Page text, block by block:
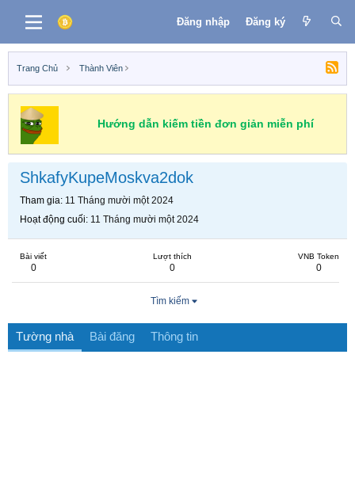
Đăng nhập Đăng ký
Trang Chủ Thành Viên
Hướng dẫn kiếm tiền đơn giản miễn phí
ShkafyKupeMoskva2dok
Tham gia 11 Tháng mười một 2024
Hoạt động cuối 11 Tháng mười một 2024
Bài viết
0
Lượt thích
0
VNB Token
0
Tìm kiếm
Tường nhà Bài đăng Thông tin